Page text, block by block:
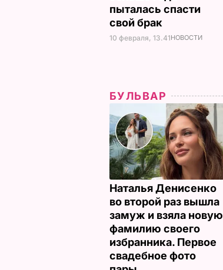
пыталась спасти
свой брак
10 февраля, 13.41НОВОСТИ
БУЛЬВАР
Наталья Денисенко
во второй раз вышла
замуж и взяла новую
фамилию своего
избранника. Первое
свадебное фото